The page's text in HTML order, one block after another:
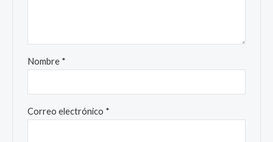
Nombre *
Correo electrónico *